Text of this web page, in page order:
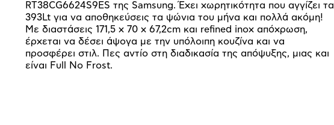
RT38CG6624S9ES της Samsung. Έχει χωρητικότητα που αγγίζει τα
393Lt για να αποθηκεύσεις τα ψώνια του μήνα και πολλά ακόμη!
Με διαστάσεις 171,5 x 70 x 67,2cm και refined inox απόχρωση,
έρχεται να δέσει άψογα με την υπόλοιπη κουζίνα και να
προσφέρει στιλ. Πες αντίο στη διαδικασία της απόψυξης, μιας και
είναι Full No Frost.